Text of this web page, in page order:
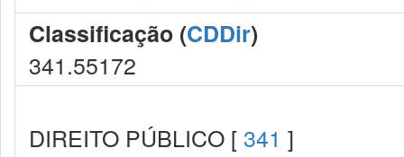
Classificação (CDDir)
341.55172
DIREITO PÚBLICO [ 341 ]